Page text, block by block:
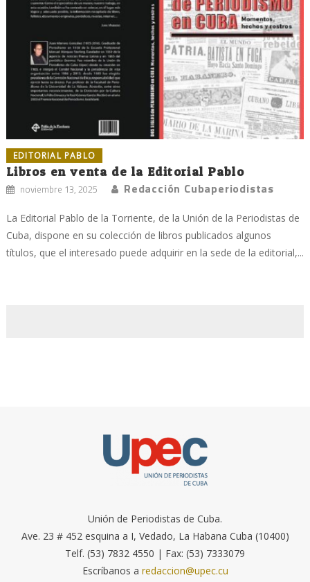
EDITORIAL PABLO
Libros en venta de la Editorial Pablo
noviembre 13, 2025 Redacción Cubaperiodistas
La Editorial Pablo de la Torriente, de la Unión de la Periodistas de
Cuba, dispone en su colección de libros publicados algunos
títulos, que el interesado puede adquirir en la sede de la editorial,...
Unión de Periodistas de Cuba.
Ave. 23 # 452 esquina a I, Vedado, La Habana Cuba (10400)
Telf. (53) 7832 4550 | Fax: (53) 7333079
Escríbanos a redaccion@upec.cu